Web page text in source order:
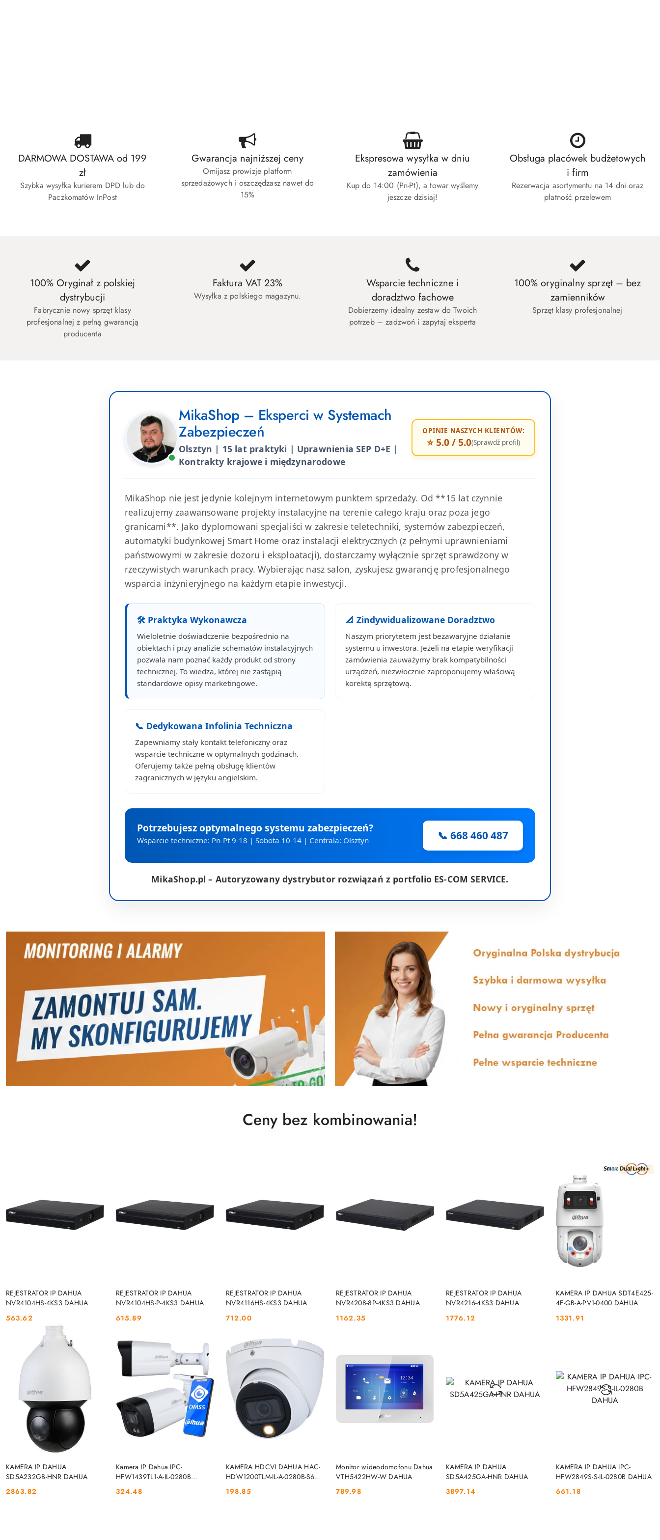
Akcesoria montażowe
Narzędzia
DARMOWA DOSTAWA od 199
zł
Szybka wysyłka kurierem DPD lub do
Paczkomatów InPost
Gwarancja najniższej ceny
Omijasz prowizje platform
sprzedażowych i oszczędzasz nawet do
15%
Ekspresowa wysyłka w dniu
zamówienia
Kup do 14:00 (Pn-Pt), a towar wyślemy
jeszcze dzisiaj!
Obsługa placówek budżetowych
i firm
Rezerwacja asortymentu na 14 dni oraz
płatność przelewem
100% Oryginał z polskiej
dystrybucji
Fabrycznie nowy sprzęt klasy
profesjonalnej z pełną gwarancją
producenta
Faktura VAT 23%
Wysyłka z polskiego magazynu.
Wsparcie techniczne i
doradztwo fachowe
Dobierzemy idealny zestaw do Twoich
potrzeb – zadzwoń i zapytaj eksperta
100% oryginalny sprzęt – bez
zamienników
Sprzęt klasy profesjonalnej
MikaShop – Eksperci w Systemach
Zabezpieczeń
Olsztyn | 15 lat praktyki | Uprawnienia SEP D+E |
Kontrakty krajowe i międzynarodowe
OPINIE NASZYCH KLIENTÓW:
⭐ 5.0 / 5.0(Sprawdź profil)
MikaShop nie jest jedynie kolejnym internetowym punktem sprzedaży. Od **15 lat czynnie
realizujemy zaawansowane projekty instalacyjne na terenie całego kraju oraz poza jego
granicami**. Jako dyplomowani specjaliści w zakresie teletechniki, systemów zabezpieczeń,
automatyki budynkowej Smart Home oraz instalacji elektrycznych (z pełnymi uprawnieniami
państwowymi w zakresie dozoru i eksploatacji), dostarczamy wyłącznie sprzęt sprawdzony w
rzeczywistych warunkach pracy. Wybierając nasz salon, zyskujesz gwarancję profesjonalnego
wsparcia inżynieryjnego na każdym etapie inwestycji.
🛠 Praktyka Wykonawcza
Wieloletnie doświadczenie bezpośrednio na
obiektach i przy analizie schematów instalacyjnych
pozwala nam poznać każdy produkt od strony
technicznej. To wiedza, której nie zastąpią
standardowe opisy marketingowe.
📐 Zindywidualizowane Doradztwo
Naszym priorytetem jest bezawaryjne działanie
systemu u inwestora. Jeżeli na etapie weryfikacji
zamówienia zauważymy brak kompatybilności
urządzeń, niezwłocznie zaproponujemy właściwą
korektę sprzętową.
📞 Dedykowana Infolinia Techniczna
Zapewniamy stały kontakt telefoniczny oraz
wsparcie techniczne w optymalnych godzinach.
Oferujemy także pełną obsługę klientów
zagranicznych w języku angielskim.
Potrzebujesz optymalnego systemu zabezpieczeń?
Wsparcie techniczne: Pn-Pt 9-18 | Sobota 10-14 | Centrala: Olsztyn 📞 668 460 487
MikaShop.pl – Autoryzowany dystrybutor rozwiązań z portfolio ES-COM SERVICE.
Ceny bez kombinowania!
REJESTRATOR IP DAHUA
NVR4104HS-4KS3 DAHUA
Cena:
563.62
DO KOSZYKA
REJESTRATOR IP DAHUA
NVR4104HS-P-4KS3 DAHUA
Cena:
615.89
DO KOSZYKA
REJESTRATOR IP DAHUA
NVR4116HS-4KS3 DAHUA
Cena:
712.00
DO KOSZYKA
REJESTRATOR IP DAHUA
NVR4208-8P-4KS3 DAHUA
Cena:
1162.35
DO KOSZYKA
REJESTRATOR IP DAHUA
NVR4216-4KS3 DAHUA
Cena:
1776.12
DO KOSZYKA
KAMERA IP DAHUA SDT4E425-
4F-GB-A-PV1-0400 DAHUA
Cena:
1331.91
DO KOSZYKA
KAMERA IP DAHUA
SD5A232GB-HNR DAHUA
Cena:
2863.82
DO KOSZYKA
Kamera IP Dahua IPC-
HFW1439TL1-A-IL-0280B
Cena:
324.48
DO KOSZYKA
KAMERA HDCVI DAHUA HAC-
HDW1200TLM-IL-A-0280B-S6
Cena:
198.85
DO KOSZYKA
Monitor wideodomofonu Dahua
VTH5422HW-W DAHUA
Cena:
789.98
DO KOSZYKA
KAMERA IP DAHUA
SD5A425GA-HNR DAHUA
Cena:
3897.14
DO KOSZYKA
KAMERA IP DAHUA IPC-
HFW2849S-S-IL-0280B DAHUA
Cena:
661.18
DO KOSZYKA